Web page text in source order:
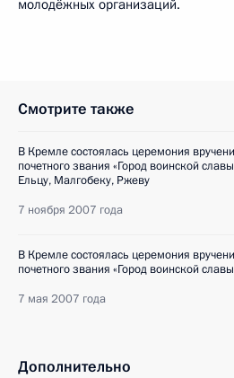
молодёжных организаций.
Смотрите также
В Кремле состоялась церемония
почетного звания «Город воинской
Ельцу, Малгобеку, Ржеву
7 ноября 2007 года
В Кремле состоялась церемония
почетного звания «Город воинской
7 мая 2007 года
Дополнительно